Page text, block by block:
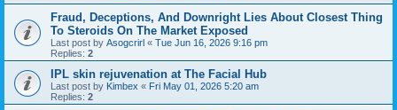
Fraud, Deceptions, And Downright Lies About Closest Thing
To Steroids On The Market Exposed
Last post by Asogcrirl « Tue Jun 16, 2026 9:16 pm
Replies: 2
IPL skin rejuvenation at The Facial Hub
Last post by Kimbex « Fri May 01, 2026 5:20 am
Replies: 2